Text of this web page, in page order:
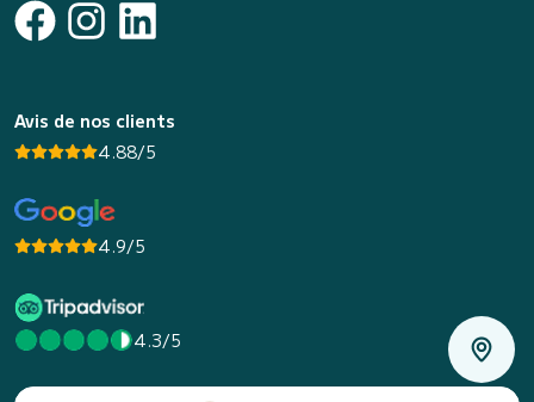
Avis de nos clients
4.88/5
4.9/5
4.3/5